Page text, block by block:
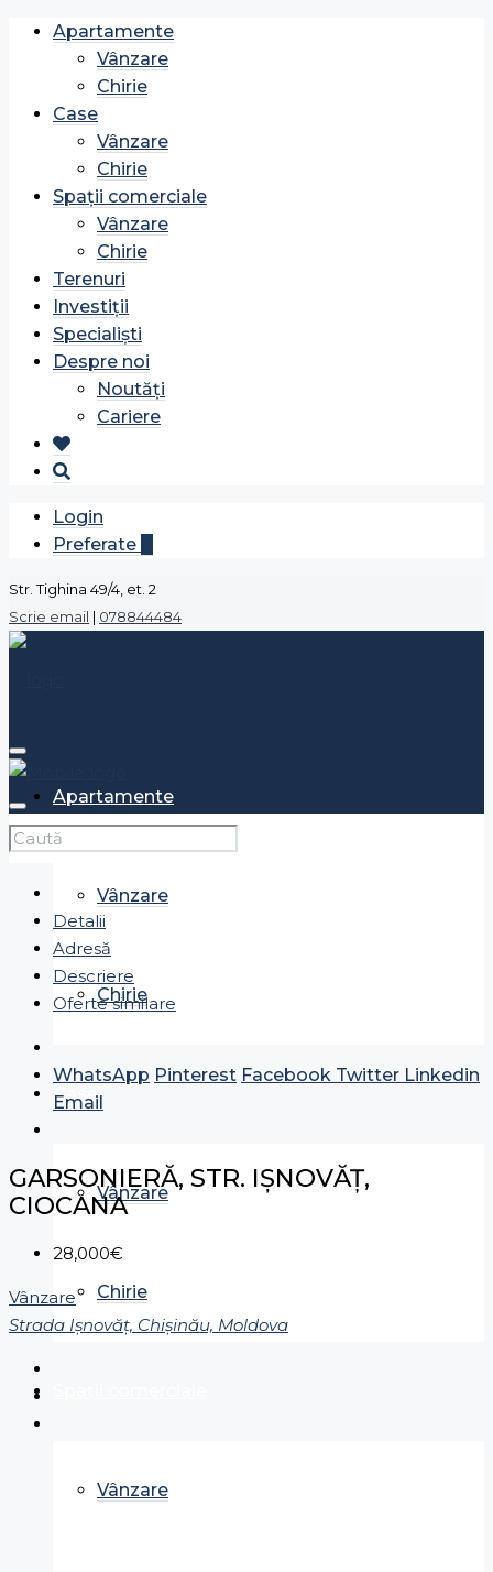
Apartamente
Vânzare
Chirie
Case
Vânzare
Chirie
Spații comerciale
Vânzare
Chirie
Terenuri
Investiții
Specialiști
Despre noi
Noutăți
Cariere
Login
Preferate
Str. Tighina 49/4, et. 2
Scrie email | 078844484
Apartamente
Vânzare
Chirie
Case
Vânzare
Chirie
Vânzare
Detalii
Adresă
Descriere
Oferte similare
WhatsApp Pinterest Facebook Twitter Linkedin
Email
GARSONIERĂ, STR. IȘNOVĂȚ,
CIOCANA
28,000€
Vânzare
Strada Ișnovăț, Chișinău, Moldova